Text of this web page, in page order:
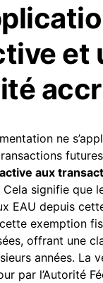
et
ne
aux
Cela signifie que
EAU depuis
exemption
offrant une
années. La
par l’Autorité